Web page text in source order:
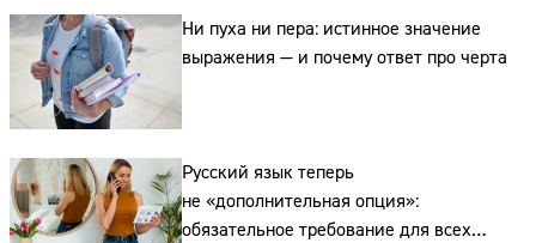
Ни пуха ни пера: истинное значение
выражения — и почему ответ про черта
Русский язык теперь
не «дополнительная опция»:
обязательное требование для всех